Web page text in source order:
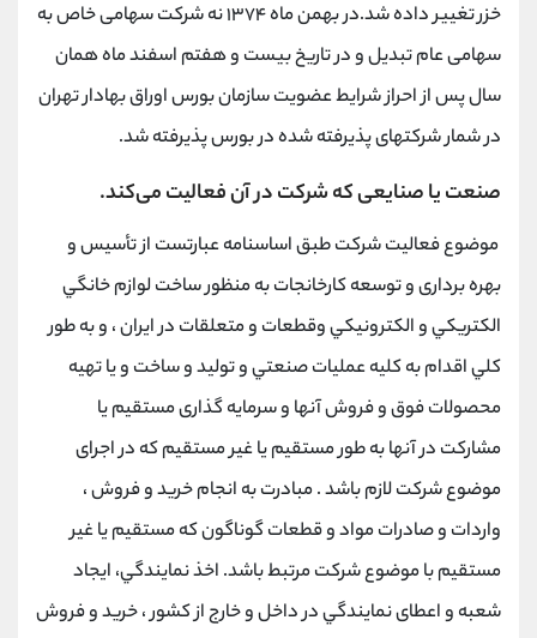
خزر تغییر داده شد.در بهمن ماه ۱۳۷۴ نه شرکت سهامی خاص به
سهامی عام تبدیل و در تاریخ بیست و هفتم اسفند ماه همان
سال پس از احراز شرایط عضویت سازمان بورس اوراق بهادار تهران
در شمار شرکتهای پذیرفته شده در بورس پذیرفته شد.
ﺻﻨﻌﺖ ﻳﺎ ﺻﻨﺎﻳﻌﻰ ﻛﻪ ﺷﺮﻛﺖ در آن ﻓﻌﺎﻟﻴﺖ می‌کند.
ﻣﻮﺿﻮع ﻓﻌﺎﻟﻴﺖ ﺷﺮﻛﺖ ﻃﺒﻖ اﺳﺎﺳﻨﺎﻣﻪ ﻋﺒﺎرﺗﺴﺖ از ﺗﺄﺳﻴﺲ و
ﺑﻬﺮه ﺑﺮدارى و ﺗﻮﺳﻌﻪ ﻛﺎرﺧﺎﻧﺠﺎت ﺑﻪ ﻣﻨﻈﻮر ﺳﺎﺧﺖ ﻟﻮازم ﺧﺎﻧﮕﻲ
اﻟﻜﺘﺮﻳﻜﻲ و اﻟﻜﺘﺮوﻧﻴﻜﻲ وﻗﻄﻌﺎت و ﻣﺘﻌﻠﻘﺎت در اﻳﺮان ، و ﺑﻪ ﻃﻮر
ﻛﻠﻲ اﻗﺪام ﺑﻪ ﻛﻠﻴﻪ ﻋﻤﻠﻴﺎت ﺻﻨﻌﺘﻲ و ﺗﻮﻟﻴﺪ و ﺳﺎﺧﺖ و ﻳﺎ ﺗﻬﻴﻪ
ﻣﺤﺼﻮﻻت ﻓﻮق و ﻓﺮوش آﻧﻬﺎ و ﺳﺮﻣﺎﻳﻪ ﮔﺬارى ﻣﺴﺘﻘﻴﻢ ﻳﺎ
ﻣﺸﺎرﻛﺖ در آﻧﻬﺎ ﺑﻪ ﻃﻮر ﻣﺴﺘﻘﻴﻢ ﻳﺎ ﻏﻴﺮ ﻣﺴﺘﻘﻴﻢ ﻛﻪ در اﺟﺮاى
ﻣﻮﺿﻮع ﺷﺮﻛﺖ ﻻزم ﺑﺎﺷﺪ . ﻣﺒﺎدرت ﺑﻪ اﻧﺠﺎم ﺧﺮﻳﺪ و ﻓﺮوش ،
واردات و ﺻﺎدرات ﻣﻮاد و ﻗﻄﻌﺎت ﮔﻮﻧﺎﮔﻮن ﻛﻪ ﻣﺴﺘﻘﻴﻢ ﻳﺎ ﻏﻴﺮ
ﻣﺴﺘﻘﻴﻢ ﺑﺎ ﻣﻮﺿﻮع ﺷﺮﻛﺖ ﻣﺮﺗﺒﻂ ﺑﺎﺷﺪ. اﺧﺬ ﻧﻤﺎﻳﻨﺪﮔﻲ، اﻳﺠﺎد
ﺷﻌﺒﻪ و اﻋﻄﺎى ﻧﻤﺎﻳﻨﺪﮔﻲ در داﺧﻞ و ﺧﺎرج از ﻛﺸﻮر ، ﺧﺮﻳﺪ و ﻓﺮوش